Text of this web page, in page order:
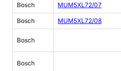
Bosch
MUM5XL72/07
Bosch MUM5XL72/08
Bosch
Bosch